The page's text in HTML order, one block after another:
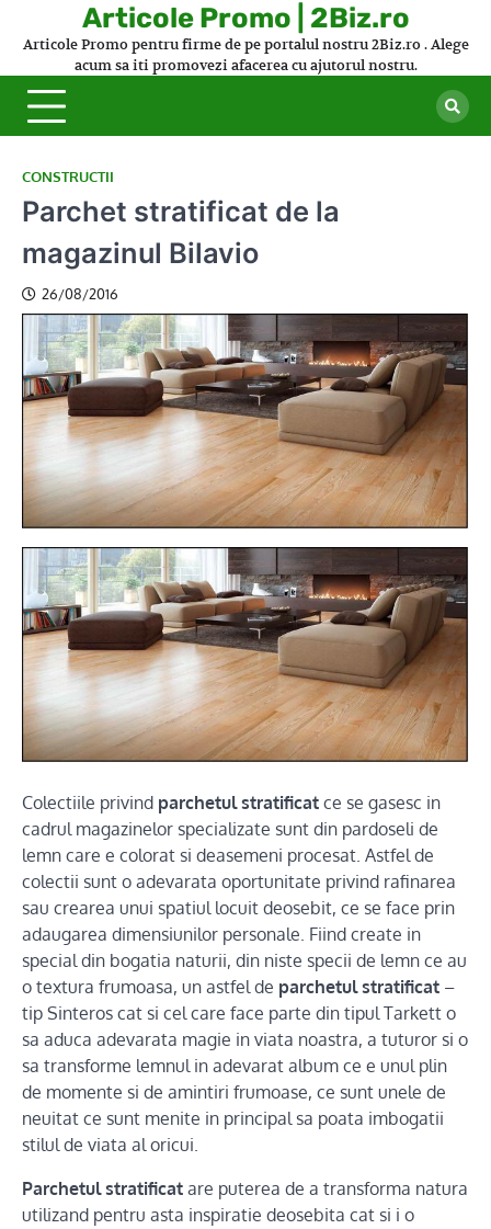
Articole Promo | 2Biz.ro
Articole Promo pentru firme de pe portalul nostru 2Biz.ro . Alege
acum sa iti promovezi afacerea cu ajutorul nostru.
CONSTRUCTII
Parchet stratificat de la
magazinul Bilavio
26/08/2016
Colectiile privind parchetul stratificat ce se gasesc in
cadrul magazinelor specializate sunt din pardoseli de
lemn care e colorat si deasemeni procesat. Astfel de
colectii sunt o adevarata oportunitate privind rafinarea
sau crearea unui spatiul locuit deosebit, ce se face prin
adaugarea dimensiunilor personale. Fiind create in
special din bogatia naturii, din niste specii de lemn ce au
o textura frumoasa, un astfel de parchetul stratificat –
tip Sinteros cat si cel care face parte din tipul Tarkett o
sa aduca adevarata magie in viata noastra, a tuturor si o
sa transforme lemnul in adevarat album ce e unul plin
de momente si de amintiri frumoase, ce sunt unele de
neuitat ce sunt menite in principal sa poata imbogatii
stilul de viata al oricui.
Parchetul stratificat are puterea de a transforma natura
utilizand pentru asta inspiratie deosebita cat si i o